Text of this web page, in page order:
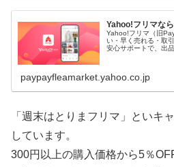
Yahoo!フリマな
Yahoo!フリマ（旧
い・早く売れる・取
安心サポートで、出
paypayfleamarket.yahoo.co.jp
「週末はとりまフリマ」といキ
しています。
300円以上の購入価格から5％